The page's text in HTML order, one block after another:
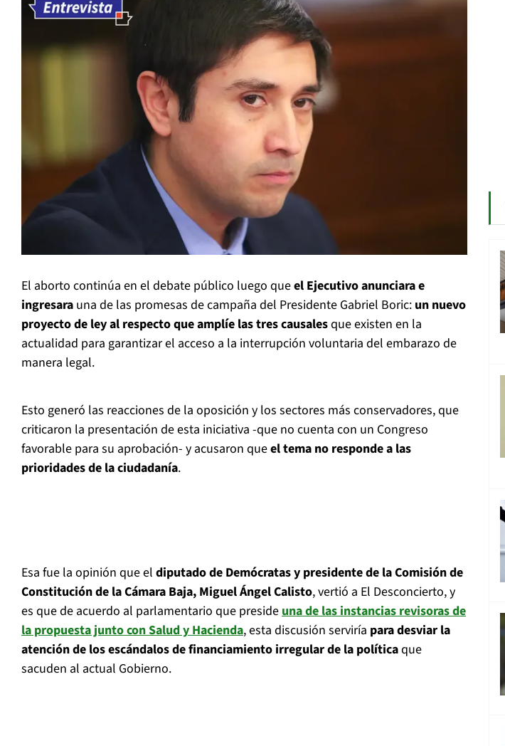
El aborto continúa en el debate público luego queel Ejecutivo anunciara e
ingresara una de las promesas de campaña del Presidente Gabriel Boric: un nuevo
proyecto de ley al respecto que amplíe las tres causalesque existen en la
actualidad para garantizar el acceso a la interrupción voluntaria del embarazo de
manera legal.
Esto generó las reacciones de la oposición y los sectores más conservadores, que
criticaron la presentación de esta iniciativa -que no cuenta con un Congreso
favorable para su aprobación- y acusaron queel tema no responde a las
prioridades de la ciudadanía.
Esa fue la opinión que el diputado de Demócratas y presidente de la Comisión de
Constitución de la Cámara Baja, Miguel Ángel Calisto, vertió a El Desconcierto, y
es que de acuerdo al parlamentario que preside una de las instancias revisoras de
la propuesta junto con Salud y Hacienda, esta discusión serviría para desviar la
atención de los escándalos de financiamiento irregular de la políticaque
sacuden al actual Gobierno.